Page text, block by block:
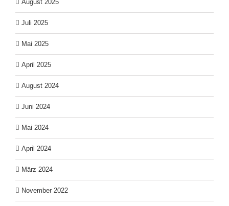
August 2025
Juli 2025
Mai 2025
April 2025
August 2024
Juni 2024
Mai 2024
April 2024
März 2024
November 2022